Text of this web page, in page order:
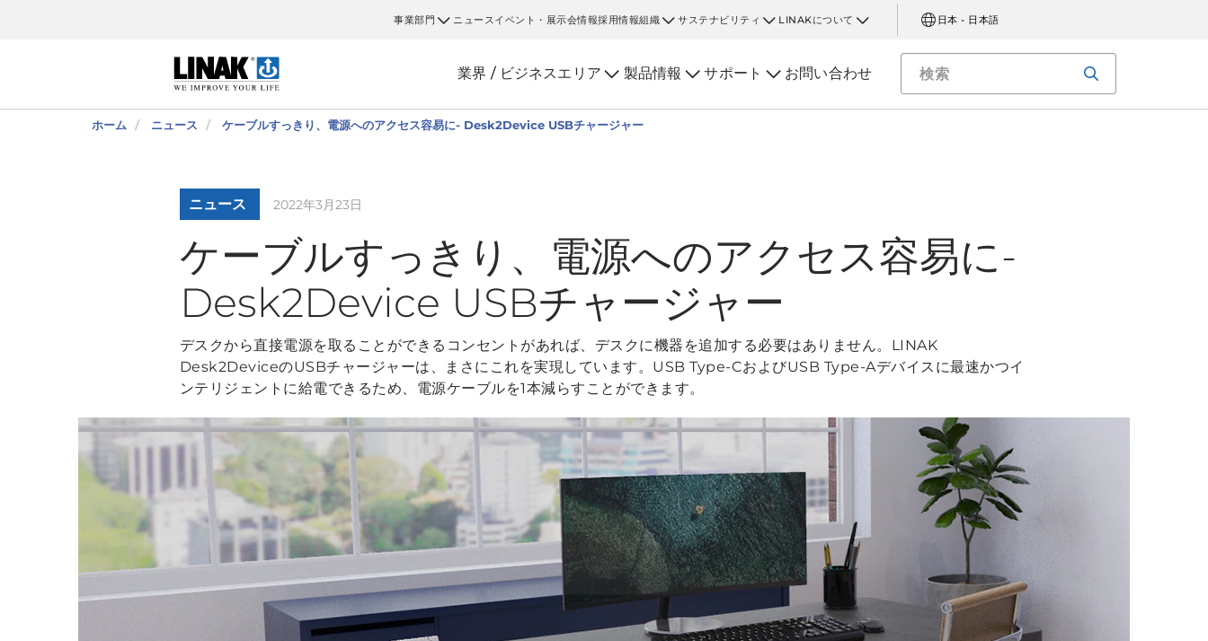
事業部門 ニュース イベント・展示会情報採用情報組織 サステナビリティ LINAKについて 日本 - 日本語
業界 / ビジネスエリア 製品情報 サポート お問い合わせ
ホーム ニュース ケーブルすっきり、電源へのアクセス容易に- Desk2Device USBチャージャー
ニュース 2022年3月23日
ケーブルすっきり、電源へのアクセス容易に-
Desk2Device USBチャージャー
デスクから直接電源を取ることができるコンセントがあれば、デスクに機器を追加する必要はありません。LINAK
Desk2DeviceのUSBチャージャーは、まさにこれを実現しています。USB Type-CおよびUSB Type-Aデバイスに最速かつイ
ンテリジェントに給電できるため、電源ケーブルを1本減らすことができます。